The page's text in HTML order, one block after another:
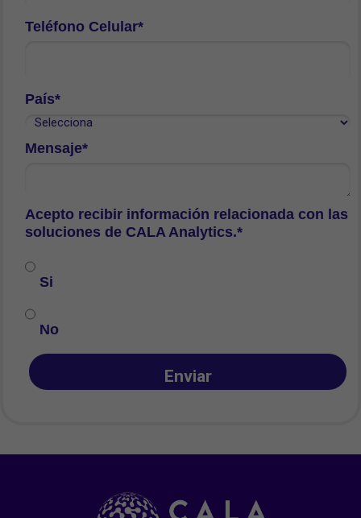
Teléfono Celular*
País*
Mensaje*
Acepto recibir información relacionada con las
soluciones de CALA Analytics.*
Si
No
Enviar